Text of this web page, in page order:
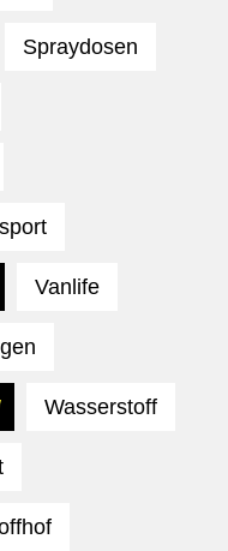
Spraydosen
Vanlife
Wasserstoff